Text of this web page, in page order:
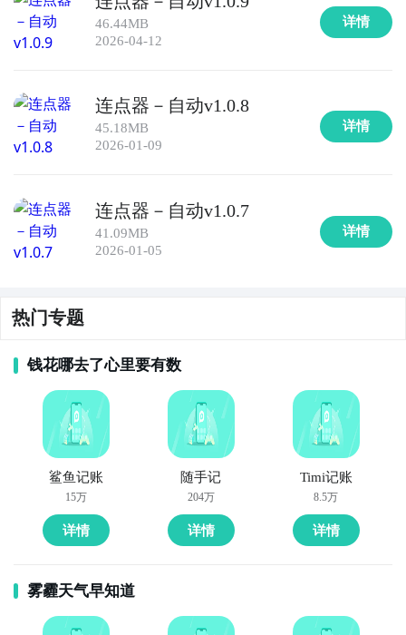
46.44MB
2026-04-12
详情
连点器－自动v1.0.8
45.18MB
2026-01-09
详情
连点器－自动v1.0.7
41.09MB
2026-01-05
详情
热门专题
钱花哪去了心里要有数
鲨鱼记账
15万
详情
随手记
204万
详情
Timi记账
8.5万
详情
雾霾天气早知道